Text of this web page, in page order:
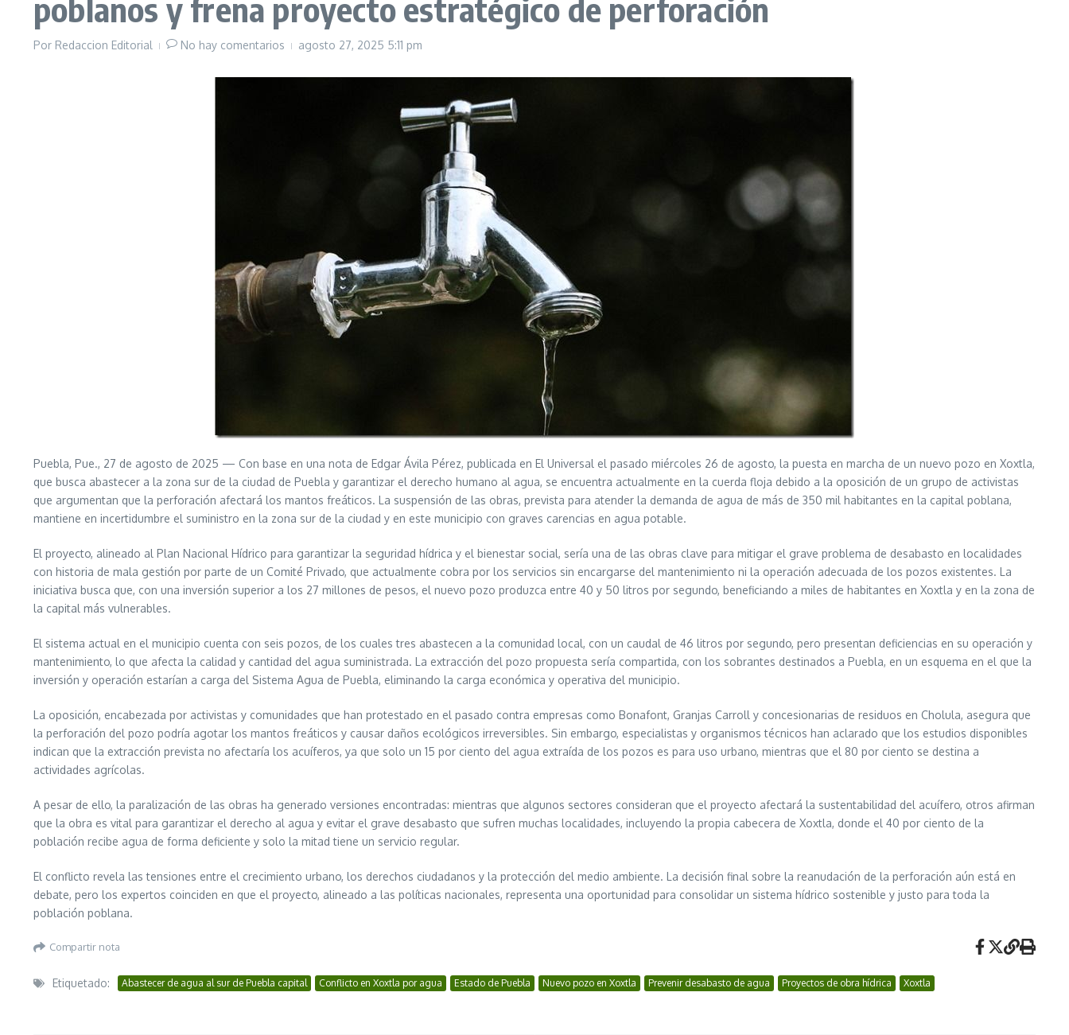
poblanos y frena proyecto estratégico de perforación
Por Redaccion Editorial No hay comentarios agosto 27, 2025 5:11 pm
Puebla, Pue., 27 de agosto de 2025 — Con base en una nota de Edgar Ávila Pérez, publicada en El Universal el pasado miércoles 26 de agosto, la puesta en marcha de un nuevo pozo en Xoxtla,
que busca abastecer a la zona sur de la ciudad de Puebla y garantizar el derecho humano al agua, se encuentra actualmente en la cuerda floja debido a la oposición de un grupo de activistas
que argumentan que la perforación afectará los mantos freáticos. La suspensión de las obras, prevista para atender la demanda de agua de más de 350 mil habitantes en la capital poblana,
mantiene en incertidumbre el suministro en la zona sur de la ciudad y en este municipio con graves carencias en agua potable.
El proyecto, alineado al Plan Nacional Hídrico para garantizar la seguridad hídrica y el bienestar social, sería una de las obras clave para mitigar el grave problema de desabasto en localidades
con historia de mala gestión por parte de un Comité Privado, que actualmente cobra por los servicios sin encargarse del mantenimiento ni la operación adecuada de los pozos existentes. La
iniciativa busca que, con una inversión superior a los 27 millones de pesos, el nuevo pozo produzca entre 40 y 50 litros por segundo, beneficiando a miles de habitantes en Xoxtla y en la zona de
la capital más vulnerables.
El sistema actual en el municipio cuenta con seis pozos, de los cuales tres abastecen a la comunidad local, con un caudal de 46 litros por segundo, pero presentan deficiencias en su operación y
mantenimiento, lo que afecta la calidad y cantidad del agua suministrada. La extracción del pozo propuesta sería compartida, con los sobrantes destinados a Puebla, en un esquema en el que la
inversión y operación estarían a carga del Sistema Agua de Puebla, eliminando la carga económica y operativa del municipio.
La oposición, encabezada por activistas y comunidades que han protestado en el pasado contra empresas como Bonafont, Granjas Carroll y concesionarias de residuos en Cholula, asegura que
la perforación del pozo podría agotar los mantos freáticos y causar daños ecológicos irreversibles. Sin embargo, especialistas y organismos técnicos han aclarado que los estudios disponibles
indican que la extracción prevista no afectaría los acuíferos, ya que solo un 15 por ciento del agua extraída de los pozos es para uso urbano, mientras que el 80 por ciento se destina a
actividades agrícolas.
A pesar de ello, la paralización de las obras ha generado versiones encontradas: mientras que algunos sectores consideran que el proyecto afectará la sustentabilidad del acuífero, otros afirman
que la obra es vital para garantizar el derecho al agua y evitar el grave desabasto que sufren muchas localidades, incluyendo la propia cabecera de Xoxtla, donde el 40 por ciento de la
población recibe agua de forma deficiente y solo la mitad tiene un servicio regular.
El conflicto revela las tensiones entre el crecimiento urbano, los derechos ciudadanos y la protección del medio ambiente. La decisión final sobre la reanudación de la perforación aún está en
debate, pero los expertos coinciden en que el proyecto, alineado a las políticas nacionales, representa una oportunidad para consolidar un sistema hídrico sostenible y justo para toda la
población poblana.
Compartir nota
Etiquetado: Abastecer de agua al sur de Puebla capital Conflicto en Xoxtla por agua Estado de Puebla Nuevo pozo en Xoxtla Prevenir desabasto de agua Proyectos de obra hídrica Xoxtla